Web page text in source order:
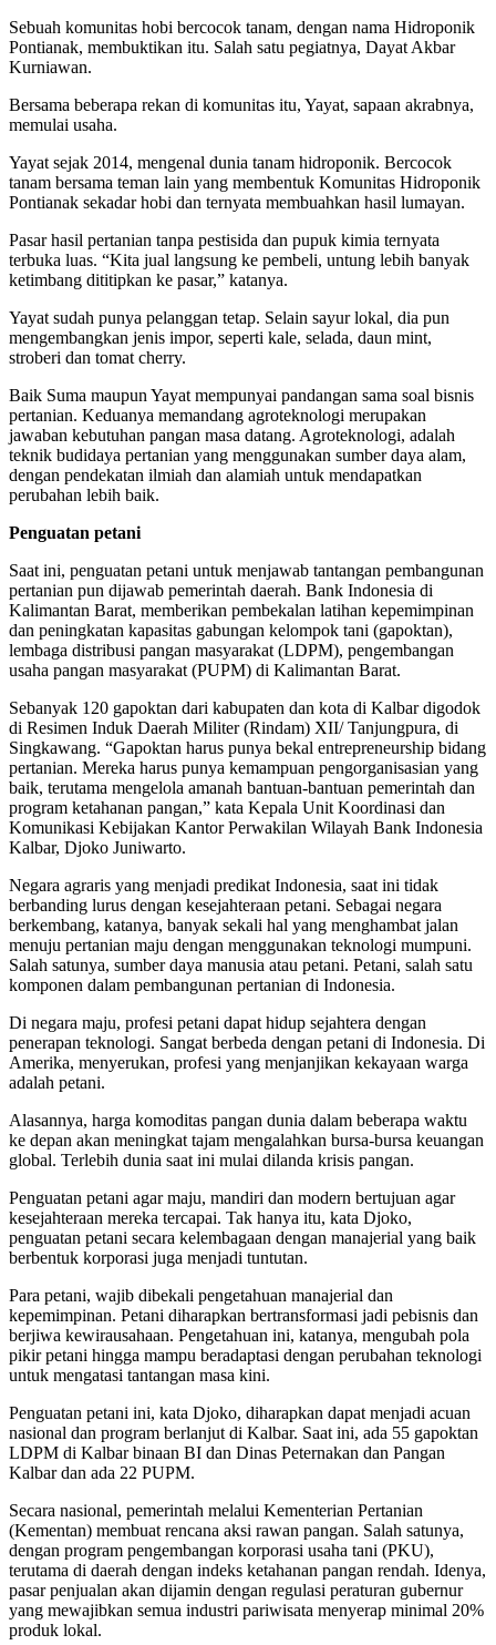
Sebuah komunitas hobi bercocok tanam, dengan nama Hidroponik
Pontianak, membuktikan itu. Salah satu pegiatnya, Dayat Akbar
Kurniawan.
Bersama beberapa rekan di komunitas itu, Yayat, sapaan akrabnya,
memulai usaha.
Yayat sejak 2014, mengenal dunia tanam hidroponik. Bercocok
tanam bersama teman lain yang membentuk Komunitas Hidroponik
Pontianak sekadar hobi dan ternyata membuahkan hasil lumayan.
Pasar hasil pertanian tanpa pestisida dan pupuk kimia ternyata
terbuka luas. “Kita jual langsung ke pembeli, untung lebih banyak
ketimbang dititipkan ke pasar,” katanya.
Yayat sudah punya pelanggan tetap. Selain sayur lokal, dia pun
mengembangkan jenis impor, seperti kale, selada, daun mint,
stroberi dan tomat cherry.
Baik Suma maupun Yayat mempunyai pandangan sama soal bisnis
pertanian. Keduanya memandang agroteknologi merupakan
jawaban kebutuhan pangan masa datang. Agroteknologi, adalah
teknik budidaya pertanian yang menggunakan sumber daya alam,
dengan pendekatan ilmiah dan alamiah untuk mendapatkan
perubahan lebih baik.
Penguatan petani
Saat ini, penguatan petani untuk menjawab tantangan pembangunan
pertanian pun dijawab pemerintah daerah. Bank Indonesia di
Kalimantan Barat, memberikan pembekalan latihan kepemimpinan
dan peningkatan kapasitas gabungan kelompok tani (gapoktan),
lembaga distribusi pangan masyarakat (LDPM), pengembangan
usaha pangan masyarakat (PUPM) di Kalimantan Barat.
Sebanyak 120 gapoktan dari kabupaten dan kota di Kalbar digodok
di Resimen Induk Daerah Militer (Rindam) XII/ Tanjungpura, di
Singkawang. “Gapoktan harus punya bekal entrepreneurship bidang
pertanian. Mereka harus punya kemampuan pengorganisasian yang
baik, terutama mengelola amanah bantuan-bantuan pemerintah dan
program ketahanan pangan,” kata Kepala Unit Koordinasi dan
Komunikasi Kebijakan Kantor Perwakilan Wilayah Bank Indonesia
Kalbar, Djoko Juniwarto.
Negara agraris yang menjadi predikat Indonesia, saat ini tidak
berbanding lurus dengan kesejahteraan petani. Sebagai negara
berkembang, katanya, banyak sekali hal yang menghambat jalan
menuju pertanian maju dengan menggunakan teknologi mumpuni.
Salah satunya, sumber daya manusia atau petani. Petani, salah satu
komponen dalam pembangunan pertanian di Indonesia.
Di negara maju, profesi petani dapat hidup sejahtera dengan
penerapan teknologi. Sangat berbeda dengan petani di Indonesia. Di
Amerika, menyerukan, profesi yang menjanjikan kekayaan warga
adalah petani.
Alasannya, harga komoditas pangan dunia dalam beberapa waktu
ke depan akan meningkat tajam mengalahkan bursa-bursa keuangan
global. Terlebih dunia saat ini mulai dilanda krisis pangan.
Penguatan petani agar maju, mandiri dan modern bertujuan agar
kesejahteraan mereka tercapai. Tak hanya itu, kata Djoko,
penguatan petani secara kelembagaan dengan manajerial yang baik
berbentuk korporasi juga menjadi tuntutan.
Para petani, wajib dibekali pengetahuan manajerial dan
kepemimpinan. Petani diharapkan bertransformasi jadi pebisnis dan
berjiwa kewirausahaan. Pengetahuan ini, katanya, mengubah pola
pikir petani hingga mampu beradaptasi dengan perubahan teknologi
untuk mengatasi tantangan masa kini.
Penguatan petani ini, kata Djoko, diharapkan dapat menjadi acuan
nasional dan program berlanjut di Kalbar. Saat ini, ada 55 gapoktan
LDPM di Kalbar binaan BI dan Dinas Peternakan dan Pangan
Kalbar dan ada 22 PUPM.
Secara nasional, pemerintah melalui Kementerian Pertanian
(Kementan) membuat rencana aksi rawan pangan. Salah satunya,
dengan program pengembangan korporasi usaha tani (PKU),
terutama di daerah dengan indeks ketahanan pangan rendah. Idenya,
pasar penjualan akan dijamin dengan regulasi peraturan gubernur
yang mewajibkan semua industri pariwisata menyerap minimal 20%
produk lokal.